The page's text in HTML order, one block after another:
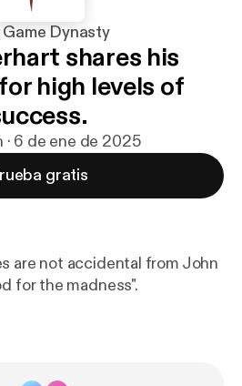
Dynasty
shares his
high levels of
· 6 de ene de 2025
gratis
are not accidental from John
for the madness".